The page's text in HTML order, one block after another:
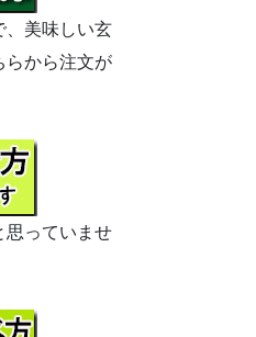
、美味しい玄
らから注文が
思っていませ